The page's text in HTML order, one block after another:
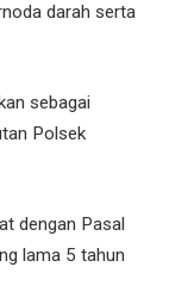
darah serta
sebagai
Polsek
dengan Pasal
lama 5 tahun